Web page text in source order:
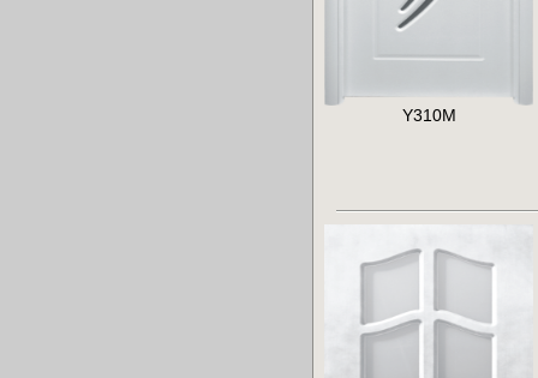
Y310M